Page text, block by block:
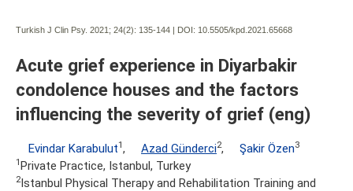
Turkish J Clin Psy. 2021; 24(2): 135-144 | DOI: 10.5505/kpd.2021.65668
Acute grief experience in Diyarbakir
condolence houses and the factors
influencing the severity of grief (eng)
Evindar Karabulut1, Azad Günderci2, Şakir Özen3
1Private Practice, Istanbul, Turkey
2Istanbul Physical Therapy and Rehabilitation Training and